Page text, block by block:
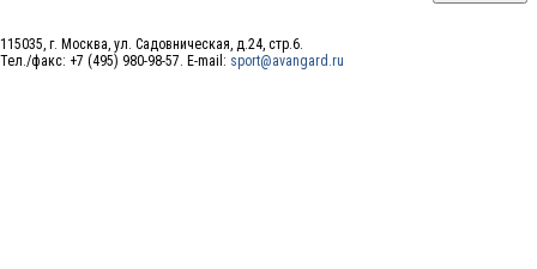
115035, г. Москва, ул. Садовническая, д.24, стр.6.
Тел./факс: +7 (495) 980-98-57. E-mail: sport@avangard.ru